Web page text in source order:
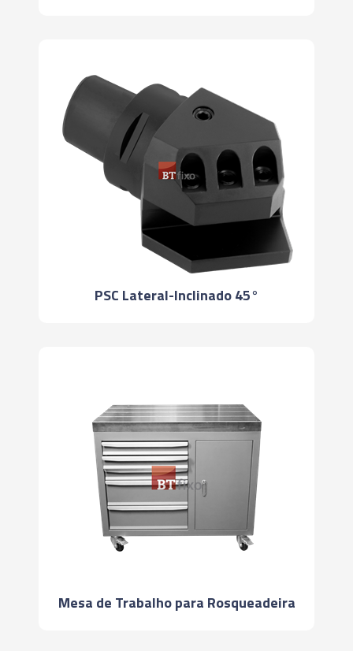
PSC Lateral-Inclinado 45°
Mesa de Trabalho para Rosqueadeira